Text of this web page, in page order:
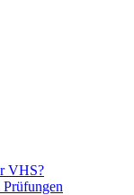
VHS?